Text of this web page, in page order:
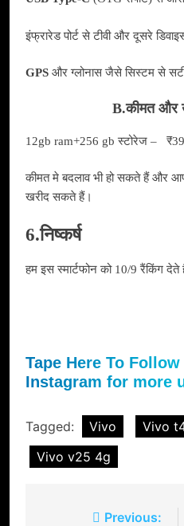
इंफ्रारेड पोर्ट से टीवी और दूसरे
GPS और ग्लोनास जैसे सिस्टम से
B.कीमत और
12gb ram+256 gb स्टोरेज –
कीमत मे बदलाव भी हो सकते हैं और
खरीद सकते हैं।
6.निष्कर्ष
हम इस स्मार्टफोन को 10/9 रैंकिंग देते
Tape Here To
Instagram for more
Tagged: Vivo Vivo
Vivo v25 4g
Previous: